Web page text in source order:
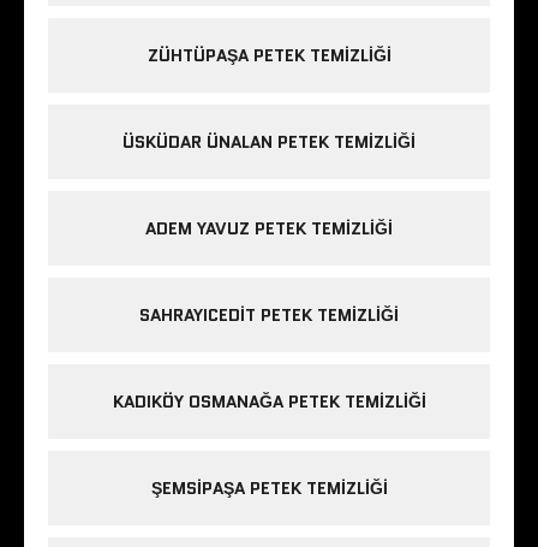
ZÜHTÜPAŞA PETEK TEMIZLIĞI
ÜSKÜDAR ÜNALAN PETEK TEMIZLIĞI
ADEM YAVUZ PETEK TEMIZLIĞI
SAHRAYICEDIT PETEK TEMIZLIĞI
KADIKÖY OSMANAĞA PETEK TEMIZLIĞI
ŞEMSIPAŞA PETEK TEMIZLIĞI